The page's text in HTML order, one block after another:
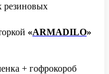
резиновых
«ARMADILO»
+ гофрокороб